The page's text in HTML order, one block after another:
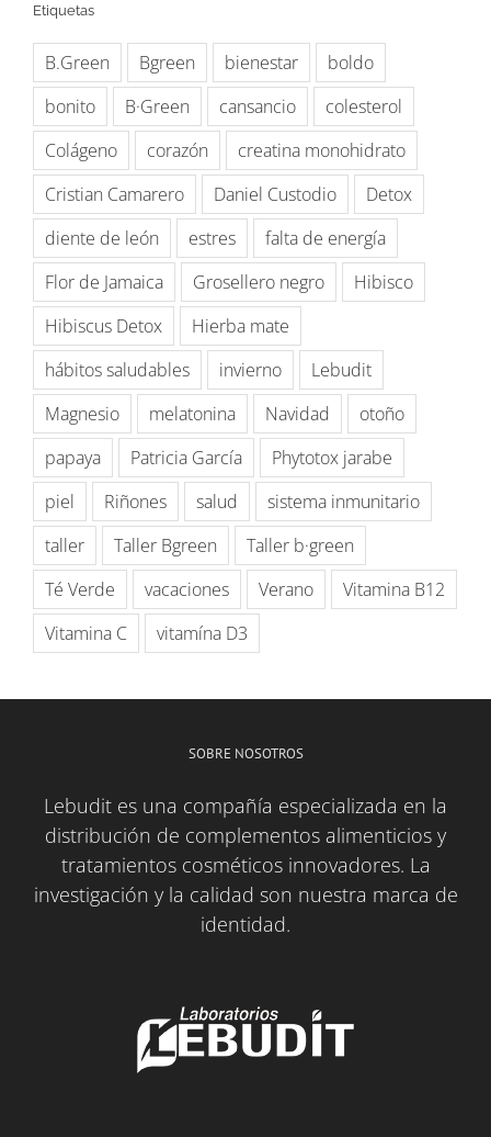
Etiquetas
B.Green Bgreen bienestar
boldo
bonito
B·Green cansancio
colesterol
Colágeno
corazón
creatina monohidrato
Cristian Camarero
Daniel Custodio
Detox
diente de león
estres
falta de energía
Flor de Jamaica
Grosellero negro
Hibisco
Hibiscus Detox
Hierba mate
hábitos saludables
invierno
Lebudit
Magnesio
melatonina Navidad
otoño
papaya
Patricia García
Phytotox jarabe
piel
Riñones salud
sistema inmunitario
taller
Taller Bgreen
Taller b·green
Té Verde
vacaciones Verano
Vitamina B12
Vitamina C
vitamína D3
SOBRE NOSOTROS
Lebudit es una compañía especializada en la
distribución de complementos alimenticios y
tratamientos cosméticos innovadores. La
investigación y la calidad son nuestra marca de
identidad.